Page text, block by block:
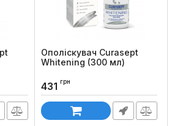
Ополіскувач Curasept
Whitening (300 мл)
431 грн